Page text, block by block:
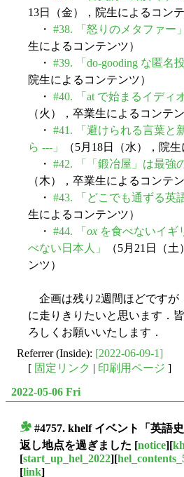
13日（金），院生によるコンテ
・ #38. 「怒りのメタファー」
生によるコンテンツ）
・ #39. 「do-gooding な匿名投
院生によるコンテンツ）
・ #40. 「at で始まるイディ
（火），卒業生によるコンテン
・ #41. 「避けられる言葉と
ら ---」
（5月18日（水），院
・ #42. 「「鍛冶屋」は最強
（木），卒業生によるコンテン
・ #43. 「どこでも通ずる英
生によるコンテンツ）
・ #44. 「 ox を食べないイギ
べない日本人」
（5月21日（
ンツ）
企画は残り2週間ほどですが
に走りきりたいと思います．
ろしくお願いいたします．
Referrer (Inside): [2022-06-09-1]
[ 固定リンク | 印刷用ページ ]
2022-05-06 Fri
#4757. khelf イベント「英語
返し地点を過ぎました [notice][
[start_up_hel_2022][
[link]